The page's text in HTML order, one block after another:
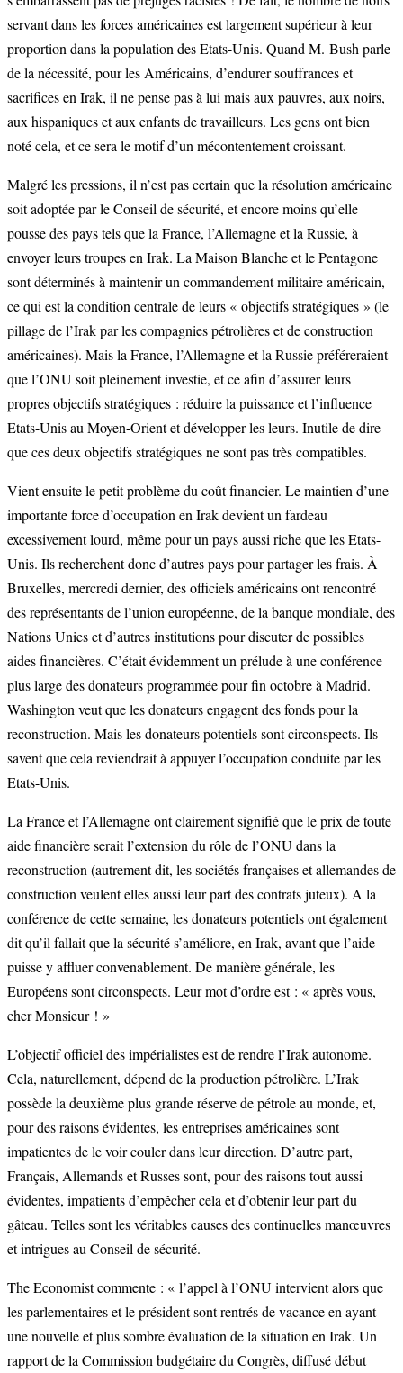
servant dans les forces américaines est largement supérieur à leur
proportion dans la population des Etats-Unis. Quand M. Bush parle
de la nécessité, pour les Américains, d’endurer souffrances et
sacrifices en Irak, il ne pense pas à lui mais aux pauvres, aux noirs,
aux hispaniques et aux enfants de travailleurs. Les gens ont bien
noté cela, et ce sera le motif d’un mécontentement croissant.
Malgré les pressions, il n’est pas certain que la résolution américaine
soit adoptée par le Conseil de sécurité, et encore moins qu’elle
pousse des pays tels que la France, l’Allemagne et la Russie, à
envoyer leurs troupes en Irak. La Maison Blanche et le Pentagone
sont déterminés à maintenir un commandement militaire américain,
ce qui est la condition centrale de leurs « objectifs stratégiques » (le
pillage de l’Irak par les compagnies pétrolières et de construction
américaines). Mais la France, l’Allemagne et la Russie préféreraient
que l’ONU soit pleinement investie, et ce afin d’assurer leurs
propres objectifs stratégiques : réduire la puissance et l’influence
Etats-Unis au Moyen-Orient et développer les leurs. Inutile de dire
que ces deux objectifs stratégiques ne sont pas très compatibles.
Vient ensuite le petit problème du coût financier. Le maintien d’une
importante force d’occupation en Irak devient un fardeau
excessivement lourd, même pour un pays aussi riche que les Etats-
Unis. Ils recherchent donc d’autres pays pour partager les frais. À
Bruxelles, mercredi dernier, des officiels américains ont rencontré
des représentants de l’union européenne, de la banque mondiale, des
Nations Unies et d’autres institutions pour discuter de possibles
aides financières. C’était évidemment un prélude à une conférence
plus large des donateurs programmée pour fin octobre à Madrid.
Washington veut que les donateurs engagent des fonds pour la
reconstruction. Mais les donateurs potentiels sont circonspects. Ils
savent que cela reviendrait à appuyer l’occupation conduite par les
Etats-Unis.
La France et l’Allemagne ont clairement signifié que le prix de toute
aide financière serait l’extension du rôle de l’ONU dans la
reconstruction (autrement dit, les sociétés françaises et allemandes de
construction veulent elles aussi leur part des contrats juteux). A la
conférence de cette semaine, les donateurs potentiels ont également
dit qu’il fallait que la sécurité s’améliore, en Irak, avant que l’aide
puisse y affluer convenablement. De manière générale, les
Européens sont circonspects. Leur mot d’ordre est : « après vous,
cher Monsieur ! »
L’objectif officiel des impérialistes est de rendre l’Irak autonome.
Cela, naturellement, dépend de la production pétrolière. L’Irak
possède la deuxième plus grande réserve de pétrole au monde, et,
pour des raisons évidentes, les entreprises américaines sont
impatientes de le voir couler dans leur direction. D’autre part,
Français, Allemands et Russes sont, pour des raisons tout aussi
évidentes, impatients d’empêcher cela et d’obtenir leur part du
gâteau. Telles sont les véritables causes des continuelles manœuvres
et intrigues au Conseil de sécurité.
The Economist commente : « l’appel à l’ONU intervient alors que
les parlementaires et le président sont rentrés de vacance en ayant
une nouvelle et plus sombre évaluation de la situation en Irak. Un
rapport de la Commission budgétaire du Congrès, diffusé début